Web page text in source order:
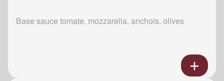
Base sauce tomate, mozzarella, anchois, olives